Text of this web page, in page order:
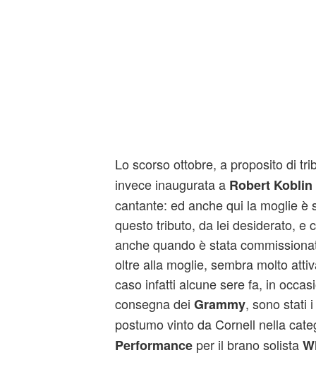
Lo scorso ottobre, a proposito di
invece inaugurata a Robert Koblin
cantante: ed anche qui la moglie è
questo tributo, da lei desiderato, e
anche quando è stata
oltre alla moglie, sembra molto
caso infatti alcune sere fa, in
consegna dei Grammy, sono stati
postumo vinto da Cornell nella
Performance per il brano solista